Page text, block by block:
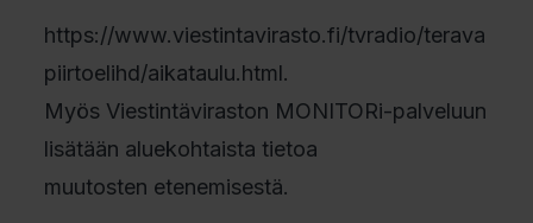
https://www.viestintavirasto.fi/tvradio/terava
piirtoelihd/aikataulu.html.
Myös Viestintäviraston MONITORi-palveluun
lisätään aluekohtaista tietoa
muutosten etenemisestä.